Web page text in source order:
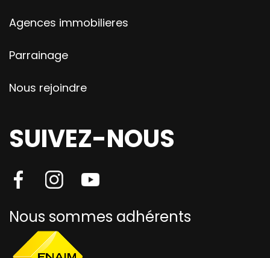
Agences immobilieres
Parrainage
Nous rejoindre
SUIVEZ-NOUS
Nous sommes adhérents